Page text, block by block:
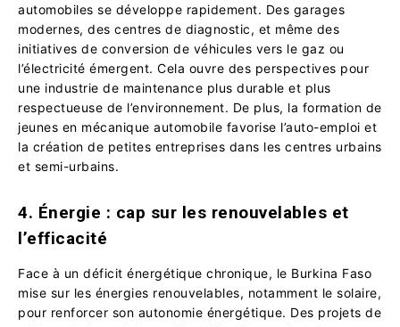
automobiles se développe rapidement. Des garages
modernes, des centres de diagnostic, et même des
initiatives de conversion de véhicules vers le gaz ou
l’électricité émergent. Cela ouvre des perspectives pour
une industrie de maintenance plus durable et plus
respectueuse de l’environnement. De plus, la formation de
jeunes en mécanique automobile favorise l’auto-emploi et
la création de petites entreprises dans les centres urbains
et semi-urbains.
4. Énergie : cap sur les renouvelables et
l’efficacité
Face à un déficit énergétique chronique, le Burkina Faso
mise sur les énergies renouvelables, notamment le solaire,
pour renforcer son autonomie énergétique. Des projets de